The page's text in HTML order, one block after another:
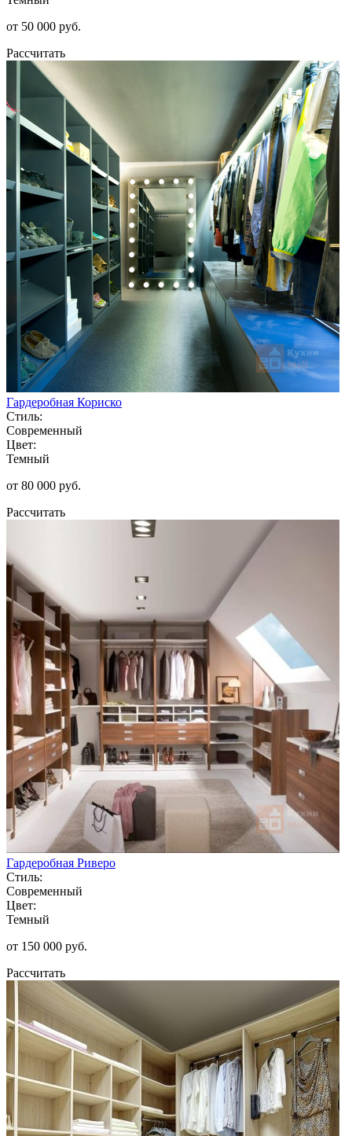
от 50 000 руб.
Рассчитать
Гардеробная Кориско
Стиль:
Современный
Цвет:
Темный
от 80 000 руб.
Рассчитать
Гардеробная Риверо
Стиль:
Современный
Цвет:
Темный
от 150 000 руб.
Рассчитать